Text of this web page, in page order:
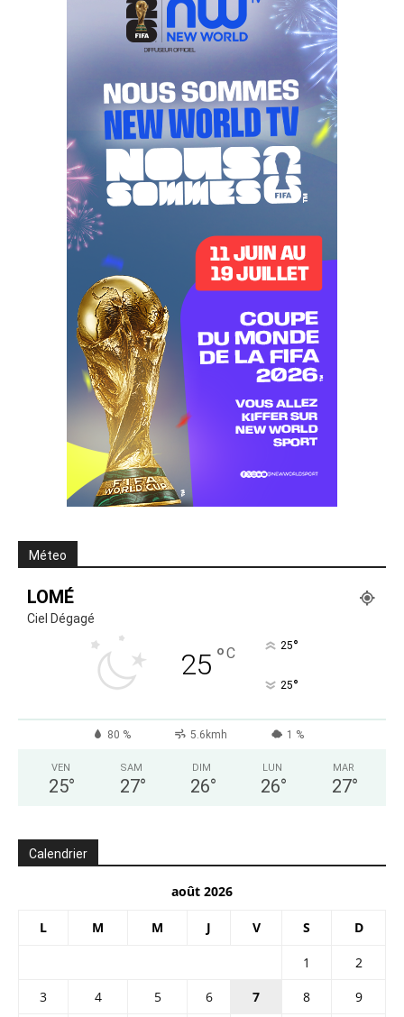
Méteo
LOMÉ
Ciel Dégagé
25 °C 25°
25°
80 % 5.6kmh 1 %
VEN
25°
SAM
27°
DIM
26°
LUN
26°
MAR
27°
Calendrier
août 2026
L M M J V S D
1
2
3
4 5 6 7 8
9